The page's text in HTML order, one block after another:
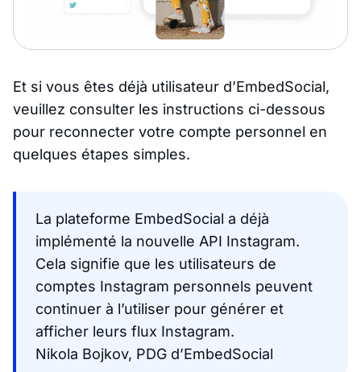
Et si vous êtes déjà utilisateur d’EmbedSocial,
veuillez consulter les instructions ci-dessous
pour reconnecter votre compte personnel en
quelques étapes simples.
La plateforme EmbedSocial a déjà
implémenté la nouvelle API Instagram.
Cela signifie que les utilisateurs de
comptes Instagram personnels peuvent
continuer à l’utiliser pour générer et
afficher leurs flux Instagram.
Nikola Bojkov, PDG d’EmbedSocial